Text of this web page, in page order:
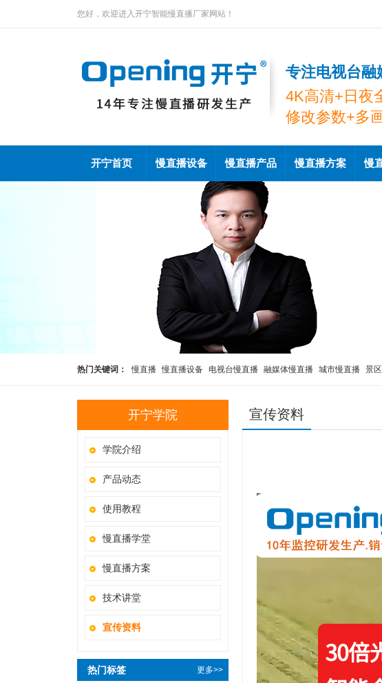
您好，欢迎进入开宁智能慢直播厂家网站！
专注电视台融
4K高清+日夜
修改参数+多
开宁首页 慢直播设备 慢直播产品 慢直播方案 慢
热门关键词： 慢直播 慢直播设备 电视台慢直播 融媒体慢直播 城市慢直播 景
播 rtmp推流摄像头
开宁学院
学院介绍
产品动态
使用教程
慢直播学堂
慢直播方案
技术讲堂
宣传资料
热门标签 更多>>
宣传资料